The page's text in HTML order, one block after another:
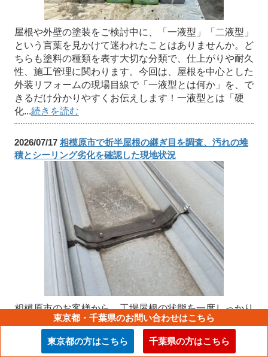
屋根や外壁の塗装をご検討中に、「一液型」「二液型」
という言葉を見かけて迷われたことはありませんか。ど
ちらも塗料の種類を表す大切な分類で、仕上がりや耐久
性、施工管理に関わります。今回は、屋根を中心とした
外装リフォームの現場目線で「一液型とは何か」を、で
きるだけ分かりやすくお伝えします！一液型とは「硬
化...続きを読む
2026/07/17 相模原市で折半屋根の継ぎ目を調査、汚れの堆
積とシーリング劣化を確認した現地状況
相模原市のお客様から、工場屋根の状態を一度しっかり
見てほしいとのご相談をいただき、私たちで現地調査に
伺いました。雨漏りが今すぐ起きているというお話では
ありませんでしたが、築年数が経ってきたこともあり、
東京都・千葉県のお問い合わせはこちら
東京都の方はこちら 千葉県の方はこちら